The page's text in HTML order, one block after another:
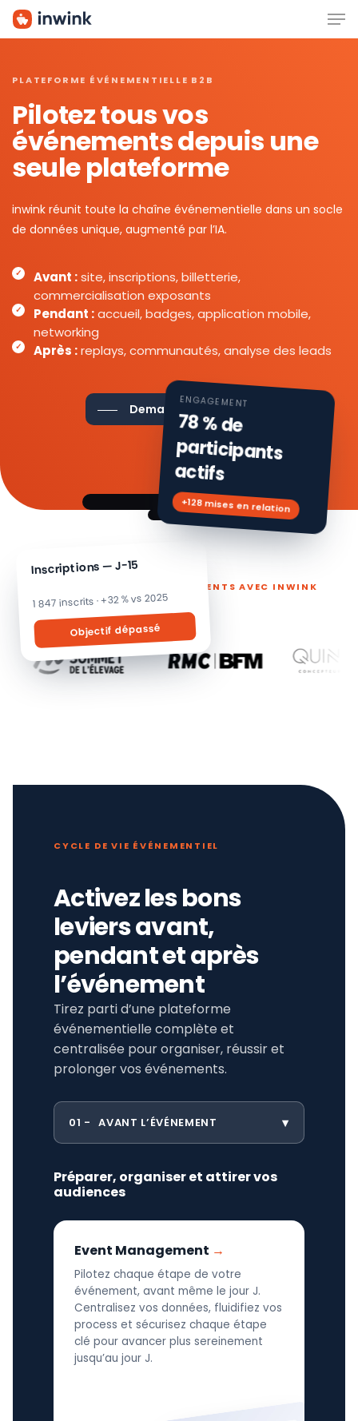
Skip
PLATEFORME ÉVÉNEMENTIELLE B2B
Pilotez tous vos
événements depuis une
seule plateforme
inwink réunit toute la chaîne événementielle dans un socle
de données unique, augmenté par l’IA.
Avant :site, inscriptions, billetterie,
commercialisation exposants
Pendant :accueil, badges, application mobile,
networking
Après :replays, communautés, analyse des leads
Demander une démo
Inscriptions — J-15
1 847 inscrits · +32 % vs 2025
Objectif dépassé
ENGAGEMENT
78 % de
participants
actifs
+128 mises en relation
ILS PILOTENT LEURS ÉVÉNEMENTS AVEC INWINK
CYCLE DE VIE ÉVÉNEMENTIEL
Activez les bons
leviers avant,
pendant et après
l’événement
Tirez parti d’une plateforme
événementielle complète et
centralisée pour organiser, réussir et
prolonger vos événements.
01 AVANT L’ÉVÉNEMENT
Préparer, organiser et attirer vos
audiences
Event Management
Pilotez chaque étape de votre
événement, avant même le jour J.
Centralisez vos données, fluidifiez vos
process et sécurisez chaque étape
clé pour avancer plus sereinement
jusqu’au jour J.